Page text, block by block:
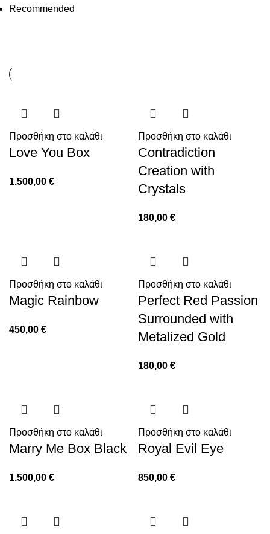
Recommended
Προσθήκη στο καλάθι
Love You Box
1.500,00 €
Προσθήκη στο καλάθι
Contradiction
Creation with
Crystals
180,00 €
Προσθήκη στο καλάθι
Magic Rainbow
450,00 €
Προσθήκη στο καλάθι
Perfect Red Passion
Surrounded with
Metalized Gold
180,00 €
Προσθήκη στο καλάθι
Marry Me Box Black
1.500,00 €
Προσθήκη στο καλάθι
Royal Evil Eye
850,00 €